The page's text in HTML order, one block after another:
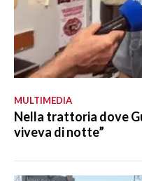
MULTIMEDIA
Nella trattoria dove
viveva di notte”